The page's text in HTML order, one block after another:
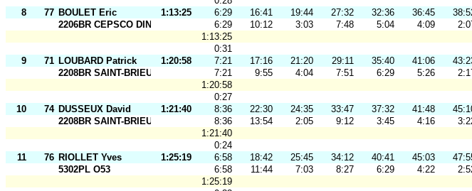
8
77 BOULET Eric 1:13:25 6:29 16:41 19:44 27:32 32:36 36:45
2206BR CEPSCO DINAN
6:29 10:12 3:03 7:48 5:04 4:09
1:13:25
0:31
9
71 LOUBARD Patrick 1:20:58 7:21 17:16 21:20 29:11 35:40 41:06
2208BR SAINT-BRIEUC OR
7:21 9:55 4:04 7:51 6:29 5:26
1:20:58
0:27
10
74 DUSSEUX David 1:21:40 8:36 22:30 24:35 33:47 37:32 41:48
2208BR SAINT-BRIEUC OR
8:36 13:54 2:05 9:12 3:45 4:16
1:21:40
0:24
11
76 RIOLLET Yves 1:25:19 6:58 18:42 25:45 34:12 40:41 45:03
5302PL O53
6:58 11:44 7:03 8:27 6:29 4:22
1:25:19